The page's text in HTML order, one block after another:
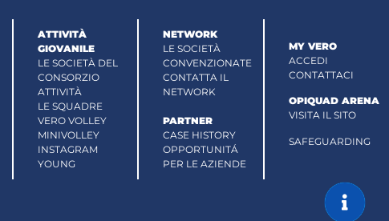
ATTIVITÀ
GIOVANILE
LE SOCIETÀ DEL
CONSORZIO
ATTIVITÀ
LE SQUADRE
VERO VOLLEY
MINIVOLLEY
INSTAGRAM
YOUNG
NETWORK
LE SOCIETÀ
CONVENZIONATE
CONTATTA IL
NETWORK
PARTNER
CASE HISTORY
OPPORTUNITÁ
PER LE AZIENDE
MY VERO
ACCEDI
CONTATTACI
OPIQUAD ARENA
VISITA IL SITO
SAFEGUARDING